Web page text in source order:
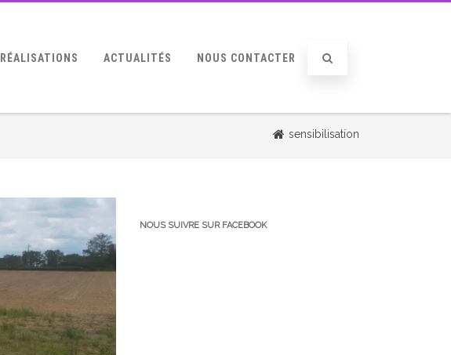
RÉALISATIONS ACTUALITÉS NOUS CONTACTER
sensibilisation
NOUS SUIVRE SUR FACEBOOK